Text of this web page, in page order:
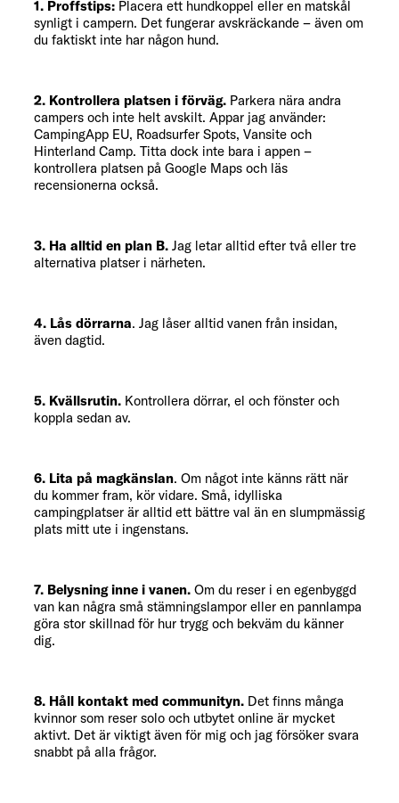
1. Proffstips: Placera ett hundkoppel eller en matskål
synligt i campern. Det fungerar avskräckande – även om
du faktiskt inte har någon hund.
2. Kontrollera platsen i förväg. Parkera nära andra
campers och inte helt avskilt. Appar jag använder:
CampingApp EU, Roadsurfer Spots, Vansite och
Hinterland Camp. Titta dock inte bara i appen –
kontrollera platsen på Google Maps och läs
recensionerna också.
3. Ha alltid en plan B. Jag letar alltid efter två eller tre
alternativa platser i närheten.
4. Lås dörrarna. Jag låser alltid vanen från insidan,
även dagtid.
5. Kvällsrutin. Kontrollera dörrar, el och fönster och
koppla sedan av.
6. Lita på magkänslan. Om något inte känns rätt när
du kommer fram, kör vidare. Små, idylliska
campingplatser är alltid ett bättre val än en slumpmässig
plats mitt ute i ingenstans.
7. Belysning inne i vanen. Om du reser i en egenbyggd
van kan några små stämningslampor eller en pannlampa
göra stor skillnad för hur trygg och bekväm du känner
dig.
8. Håll kontakt med communityn. Det finns många
kvinnor som reser solo och utbytet online är mycket
aktivt. Det är viktigt även för mig och jag försöker svara
snabbt på alla frågor.